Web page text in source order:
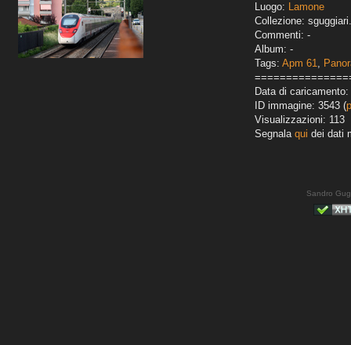
Luogo: Lamone
Collezione:
Commenti: -
Album: -
Tags: Apm 61,
Data di
ID immagine: 3543 (
Visualizzazioni: 113
Segnala qui dei dati
Sandro